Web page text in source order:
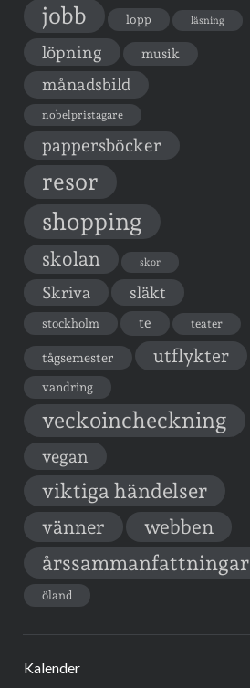
jobb lopp läsning
löpning musik
månadsbild
nobelpristagare
pappersböcker
resor
shopping
skolan skor
Skriva släkt
stockholm te teater
tågsemester utflykter
vandring
veckoincheckning
vegan
viktiga händelser
vänner webben
årssammanfattningar
öland
Kalender